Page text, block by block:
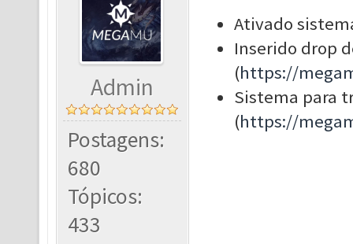
Admin
Postagens:
680
Tópicos:
433
Ativado
Inserido drop
(https://
Sistema para
(https://